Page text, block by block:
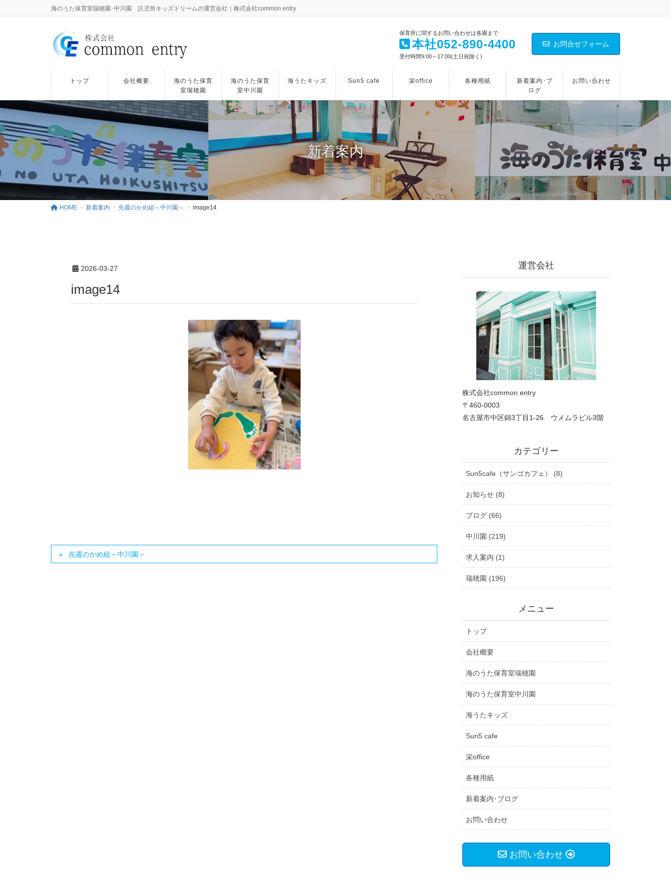
海のうた保育室瑞穂園･中川園 託児所キッズドリームの運営会社｜株式会社common entry
保育所に関するお問い合わせは各園まで
本社052‐890‐4400
受付時間9:00～17:00(土日祝除く)
お問合せフォーム
トップ 会社概要
海のうた保育
室瑞穂園
海のうた保育
室中川園
海うたキッズ Sun5 cafe 栄office 各種用紙
新着案内･ブ
ログ
お問い合わせ
新着案内
HOME 新着案内 先週のかめ組～中川園～ image14
2026-03-27
image14
先週のかめ組～中川園～
運営会社
株式会社common entry
〒460-0003
名古屋市中区錦3丁目1‐26 ウメムラビル3階
カテゴリー
Sun5cafe（サンゴカフェ） (8)
お知らせ (8)
ブログ (66)
中川園 (219)
求人案内 (1)
瑞穂園 (196)
メニュー
トップ
会社概要
海のうた保育室瑞穂園
海のうた保育室中川園
海うたキッズ
Sun5 cafe
栄office
各種用紙
新着案内･ブログ
お問い合わせ
お問い合わせ